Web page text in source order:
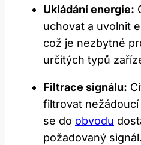
Ukládání energie:
uchovat a uvolnit
což je nezbytné
určitých typů
Filtrace signálu:
filtrovat
se do obvodu
požadovaný signál.